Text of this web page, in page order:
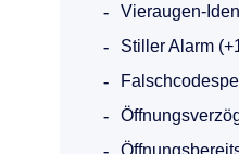
Vieraugen-
Stiller Alarm